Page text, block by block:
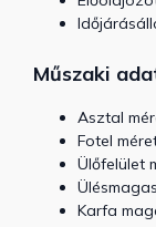
Műszaki
Asztal
Fotel
Ülőfelület
Karfa